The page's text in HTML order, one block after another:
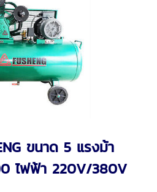
ขนาด 5 แรงม้า
ไฟฟ้า 220V/380V